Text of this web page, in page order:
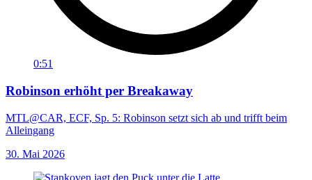
0:51
Robinson erhöht per Breakaway
MTL@CAR, ECF, Sp. 5: Robinson setzt sich ab und trifft beim
Alleingang
30. Mai 2026